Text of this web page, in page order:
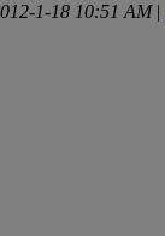
1-18 10:51 AM|